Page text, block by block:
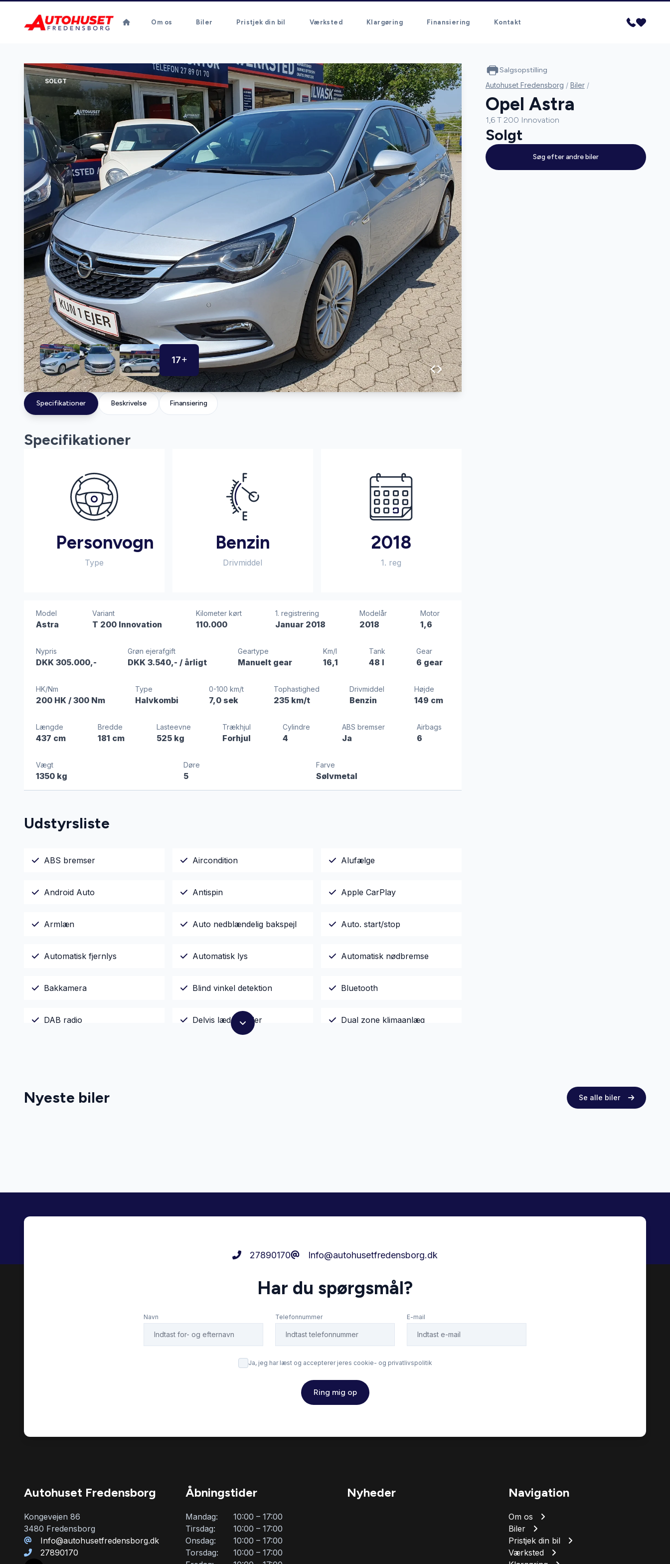
Om os Biler Pristjek din bil Værksted Klargøring Finansiering Kontakt
SOLGT
17
Specifikationer Beskrivelse Finansiering
Specifikationer
Personvogn
Type
Benzin
Drivmiddel
2018
1. reg
Model
Astra
Variant
T 200 Innovation
Kilometer kørt
110.000
1. registrering
Januar 2018
Modelår
2018
Motor
1,6
Nypris
DKK 305.000,-
Grøn ejerafgift
DKK 3.540,- / årligt
Geartype
Manuelt gear
Km/l
16,1
Tank
48 l
Gear
6 gear
HK/Nm
200 HK / 300 Nm
Type
Halvkombi
0-100 km/t
7,0 sek
Tophastighed
235 km/t
Drivmiddel
Benzin
Højde
149 cm
Længde
437 cm
Bredde
181 cm
Lasteevne
525 kg
Trækhjul
Forhjul
Cylindre
4
ABS bremser
Ja
Airbags
6
Vægt
1350 kg
Døre
5
Farve
Sølvmetal
Udstyrsliste
ABS bremser Aircondition Alufælge
Android Auto Antispin Apple CarPlay
Armlæn Auto nedblændelig bakspejl Auto. start/stop
Automatisk fjernlys Automatisk lys Automatisk nødbremse
Bakkamera Blind vinkel detektion Bluetooth
DAB radio Delvis lædersæder Dual zone klimaanlæg
USB tilslutning Varme i rattet
Salgsopstilling
Autohuset Fredensborg / Biler /
Opel Astra
1,6 T 200 Innovation
Solgt
Søg efter andre biler
Nyeste biler Se alle biler
27890170 Info@autohusetfredensborg.dk
Har du spørgsmål?
Navn Telefonnummer E-mail
Ja, jeg har læst og accepterer jeres cookie- og privatlivspolitik
Ring mig op
Autohuset Fredensborg
Kongevejen 86
3480 Fredensborg
Info@autohusetfredensborg.dk
27890170
Åbningstider
Mandag:
10:00 – 17:00
Tirsdag:
10:00 – 17:00
Onsdag:
10:00 – 17:00
Torsdag:
10:00 – 17:00
Nyheder Navigation
Om os
Biler
Pristjek din bil
Værksted